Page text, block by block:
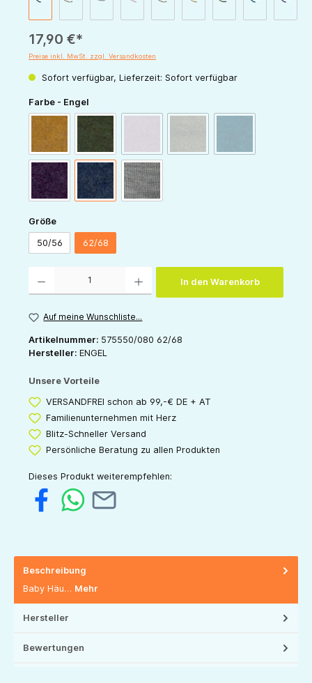
17,90 €*
Preise inkl. MwSt. zzgl. Versandkosten
Sofort verfügbar, Lieferzeit: Sofort verfügbar
Farbe - Engel
safran-melangeschilf-melange
lila-melangeblau-melangehellgrau-melange
Größeauswählen
50/56 62/68
In den Warenkorb
Auf meine Wunschliste...
Artikelnummer: 575550/080 62/68
Hersteller: ENGEL
Unsere Vorteile
VERSANDFREI schon ab 99,-€ DE + AT
Familienunternehmen mit Herz
Blitz-Schneller Versand
Persönliche Beratung zu allen Produkten
Dieses Produkt weiterempfehlen:
Beschreibung
Baby Häu… Mehr
Hersteller
Bewertungen